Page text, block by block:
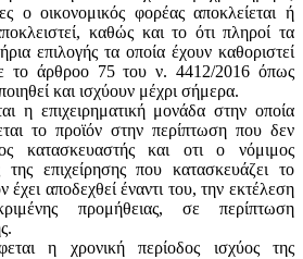
ο οικονομικός φορέας αποκλείεται ή
καθώς και το ότι πληροί τα
επιλογής τα οποία έχουν καθοριστεί
τo άρθροo 75 του ν. 4412/2016 όπως
και ισχύουν μέχρι σήμερα.
η επιχειρηματική μονάδα στην οποία
το προϊόν στην περίπτωση που δεν
κατασκευαστής και oτι ο νόμιμος
επιχείρησης που κατασκευάζει το
έχει αποδεχθεί έναντι του, την εκτέλεση
προμήθειας, σε περίπτωση
η χρονική περίοδος ισχύος της